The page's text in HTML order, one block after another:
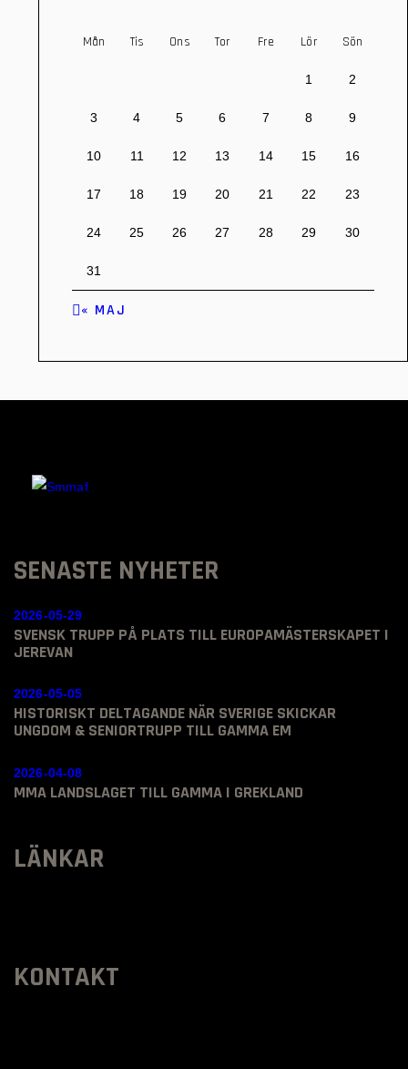
Mån Tis Ons Tor Fre Lör Sön
1 2
3 4 5 6 7 8 9
10 11 12 13 14 15 16
17 18 19 20 21 22 23
24 25 26 27 28 29 30
31
« MAJ
SENASTE NYHETER
SVENSK TRUPP PÅ PLATS TILL EUROPAMÄSTERSKAPET I
JEREVAN
2026-05-29
HISTORISKT DELTAGANDE NÄR SVERIGE SKICKAR
UNGDOM & SENIORTRUPP TILL GAMMA EM
2026-05-05
MMA LANDSLAGET TILL GAMMA I GREKLAND
2026-04-08
LÄNKAR
KONTAKT